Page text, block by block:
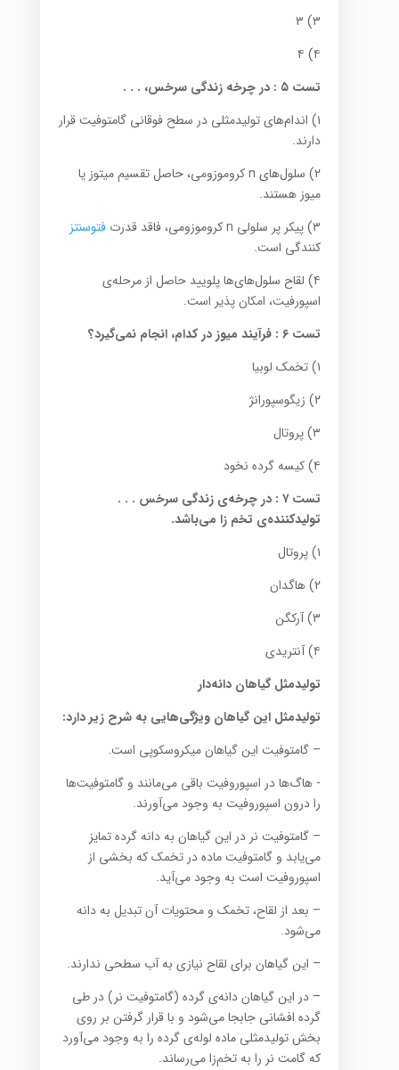
۳) ۳
۴) ۴
تست ۵
: در چرخه زندگی سرخس، . . .
۱)‌ اندام‌های تولیدمثلی در سطح فوقانی گامتوفیت قرار
دارند.
۲) سلول‌های n کروموزومی، حاصل تقسیم میتوز یا
میوز هستند.
۳) پیکر پر سلولی n کروموزومی، فاقد قدرت
فتوسنتز
کنندگی است.
۴) لقاح سلول‌های‌ها پلویید حاصل از مرحله‌ی
اسپورفیت، امکان پذیر است.
تست ۶ : فرآیند میوز در کدام، انجام نمی‌گیرد؟
۱) تخمک لوبیا
۲) زیگوسپورانژ
۳) پروتال
۴) کیسه گرده نخود
تست ۷ : در چرخه‌ی زندگی سرخس . . .
تولیدکننده‌ی تخم زا می‌باشد.
۱) پروتال
۲) ‌هاگدان
۳) آرکگن
۴) آنتریدی
تولیدمثل گیاهان دانه‌دار
تولیدمثل این گیاهان ویژگی‌هایی به شرح زیر دارد:
– گامتوفیت این گیاهان میکروسکوپی است.
-‌ هاگ‌ها در اسپوروفیت باقی می‌مانند و گامتوفیت‌ها
را درون اسپوروفیت به وجود می‌آورند.
– گامتوفیت نر در این گیاهان به دانه گرده تمایز
می‌یابد و گامتوفیت ماده در تخمک که بخشی از
اسپوروفیت است به وجود می‌آید.
– بعد از لقاح، تخمک و محتویات آن تبدیل به دانه
می‌شود.
– این گیاهان برای لقاح نیازی به آب سطحی ندارند.
– در این گیاهان دانه‌ی گرده (گامتوفیت نر) در طی
گرده افشانی جابجا می‌شود و با قرار گرفتن بر روی
بخش تولیدمثلی ماده لوله‌ی گرده را به وجود می‌آورد
که گامت نر را به تخم‌زا می‌رساند.